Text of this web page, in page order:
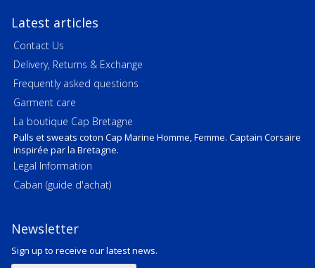
Latest articles
Contact Us
Delivery, Returns & Exchange
Frequently asked questions
Garment care
La boutique Cap Bretagne
Pulls et sweats coton Cap Marine Homme, Femme. Captain Corsaire
inspirée par la Bretagne.
Legal Information
Caban (guide d'achat)
Newsletter
Sign up to receive our latest news.